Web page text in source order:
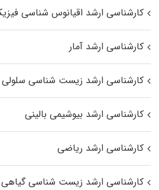
کارشناسی ارشد اقیانوس‌ شناسی
کارشناسی ارشد آمار
کارشناسی ارشد زیست شناسی سلولی
کارشناسی ارشد بیوشیمی بالینی
کارشناسی ارشد ریاضی
کارشناسی ارشد زیست‌ شناسی گیاهی